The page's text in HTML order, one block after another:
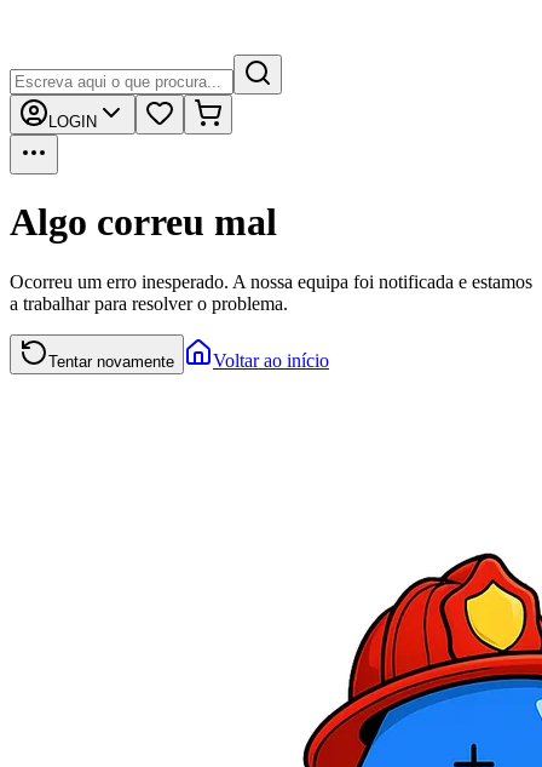
LOGIN
Algo correu mal
Ocorreu um erro inesperado. A nossa equipa foi notificada e estamos
a trabalhar para resolver o problema.
Tentar novamente Voltar ao início